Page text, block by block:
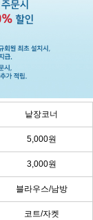
낱장코너
5,000원
3,000원
블라우스/남방
코트/자켓